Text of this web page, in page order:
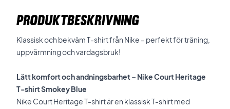
PRODUKTBESKRIVNING
Klassisk och bekväm T-shirt från Nike – perfekt för träning,
uppvärmning och vardagsbruk!
Lätt komfort och andningsbarhet – Nike Court Heritage
T-shirt Smokey Blue
Nike Court Heritage T-shirt är en klassisk T-shirt med